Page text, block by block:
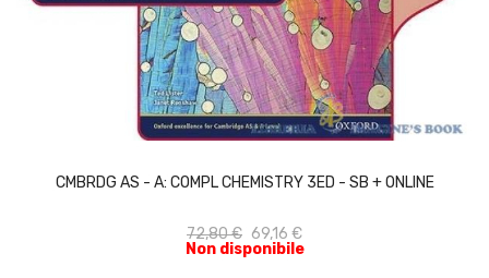
CMBRDG AS - A: COMPL CHEMISTRY 3ED - SB + ONLINE
72,80 € 69,16 €
Non disponibile
ACQUISTA